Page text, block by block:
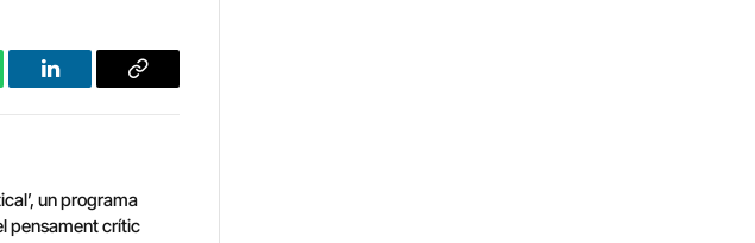
LinkedIn Copy
un programa
pensament crític